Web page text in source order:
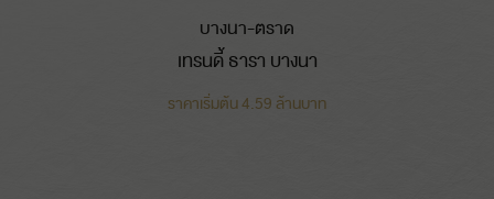
บางนา-ตราด
เทรนดี้ ธารา บางนา
ราคาเริ่มต้น 4.59 ล้านบาท